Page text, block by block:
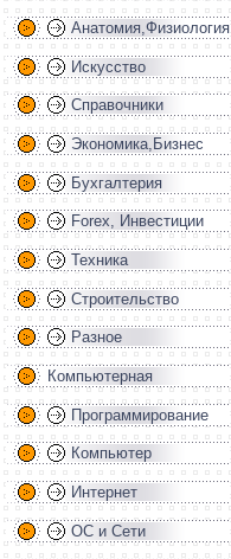
Анатомия,Физиология
Искусство
Справочники
Экономика,Бизнес
Бухгалтерия
Forex, Инвестиции
Техника
Строительство
Разное
Компьютерная
Программирование
Компьютер
Интернет
ОС и Сети